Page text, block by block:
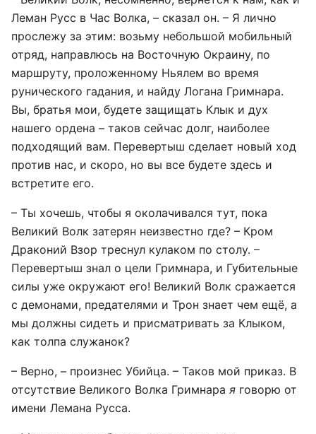
Леман Русс в Час Волка, – сказал он. – Я лично
прослежу за этим: возьму небольшой мобильный
отряд, направлюсь на Восточную Окраину, по
маршруту, проложенному Ньялем во время
рунического гадания, и найду Логана Гримнара.
Вы, братья мои, будете защищать Клык и дух
нашего ордена – таков сейчас долг, наиболее
подходящий вам. Перевертыш сделает новый ход
против нас, и скоро, но вы все будете здесь и
встретите его.
– Ты хочешь, чтобы я околачивался тут, пока
Великий Волк затерян неизвестно где? – Кром
Драконий Взор треснул кулаком по столу. –
Перевертыш знал о цели Гримнара, и Губительные
силы уже окружают его! Великий Волк сражается
с демонами, предателями и Трон знает чем ещё, а
мы должны сидеть и присматривать за Клыком,
как толпа служанок?
– Верно, – произнес Убийца. – Таков мой приказ. В
отсутствие Великого Волка Гримнара я говорю от
имени Лемана Русса.